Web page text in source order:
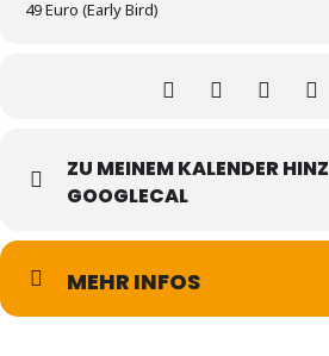
49 Euro (Early Bird)
ZU MEINEM KALENDER
GOOGLECAL
MEHR INFOS